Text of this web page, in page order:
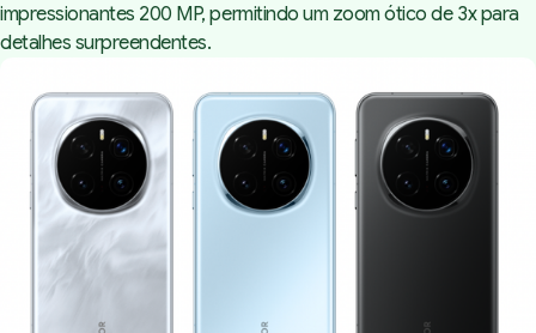
impressionantes 200 MP, permitindo um zoom ótico de 3x para
detalhes surpreendentes.